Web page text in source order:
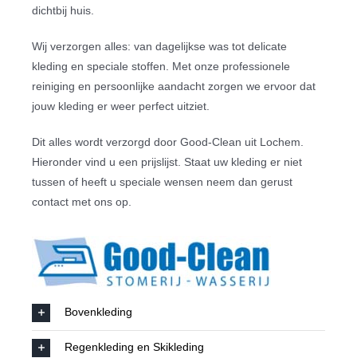
Catering
Partykelder
Bezorgkosten
Contact
dichtbij huis.
Wij verzorgen alles: van dagelijkse was tot delicate
kleding en speciale stoffen. Met onze professionele
reiniging en persoonlijke aandacht zorgen we ervoor dat
jouw kleding er weer perfect uitziet.
Dit alles wordt verzorgd door Good-Clean uit Lochem.
Hieronder vind u een prijslijst. Staat uw kleding er niet
tussen of heeft u speciale wensen neem dan gerust
contact met ons op.
Bovenkleding
Regenkleding en Skikleding